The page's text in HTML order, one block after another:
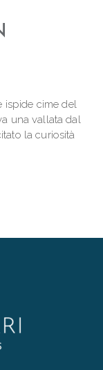
ispide cime del
una vallata dal
la curiosità